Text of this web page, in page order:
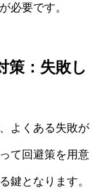
必要です。
策：失敗し
よくある失敗が
て回避策を用意
鍵となります。